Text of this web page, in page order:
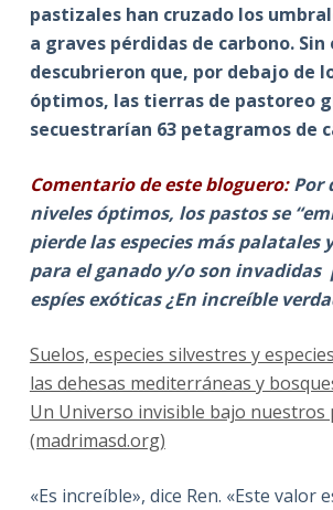
pastizales han cruzado los
a graves pérdidas de carbono.
descubrieron que, por debajo de
óptimos, las tierras de pastoreo
secuestrarían 63 petagramos de
Comentario de este bloguero: Por
niveles óptimos, los pastos se
pierde las especies más
para el ganado y/o son
espíes exóticas ¿En increíble
Suelos, especies silvestres y
las dehesas mediterráneas y
Un Universo invisible bajo nuestros
(madrimasd.org)
«Es increíble», dice Ren. «Este valor